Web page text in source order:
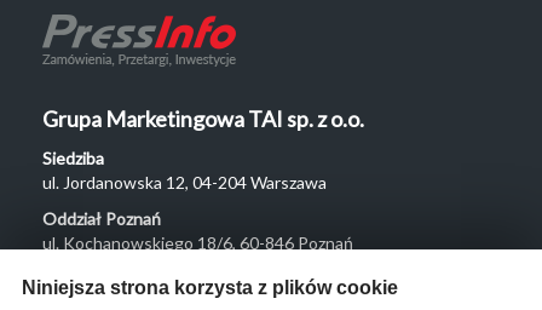
Grupa Marketingowa TAI sp. z o.o.
Siedziba
ul. Jordanowska 12, 04-204 Warszawa
Oddział Poznań
ul. Kochanowskiego 18/6, 60-846 Poznań
Menu
Niniejsza strona korzysta z plików cookie